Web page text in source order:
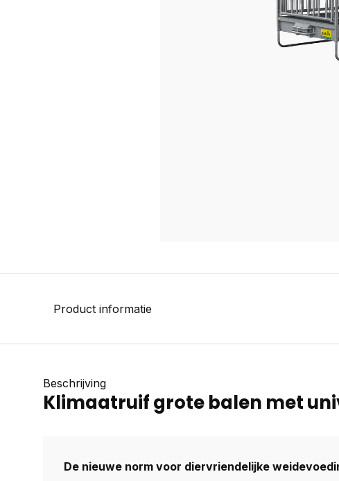
Product informatie
Beschrijving
Klimaatruif grote balen met
De nieuwe norm voor diervriendelijke